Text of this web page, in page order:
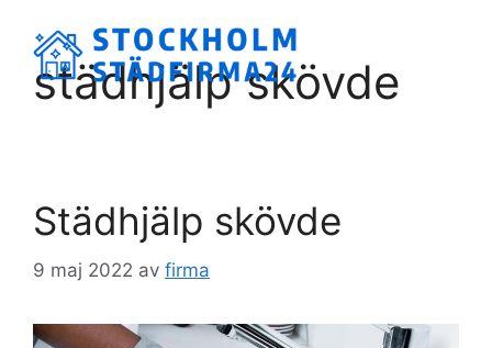
innehållstädhjälp skövde
Städhjälp skövde
9 maj 2022 av firma